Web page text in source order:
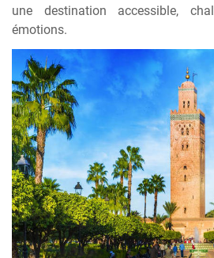
une destination accessible,
émotions.